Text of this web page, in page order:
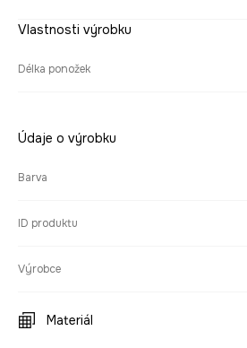
Vlastnosti výrobku
Délka ponožek
Údaje o výrobku
Barva
ID produktu
Výrobce
Materiál